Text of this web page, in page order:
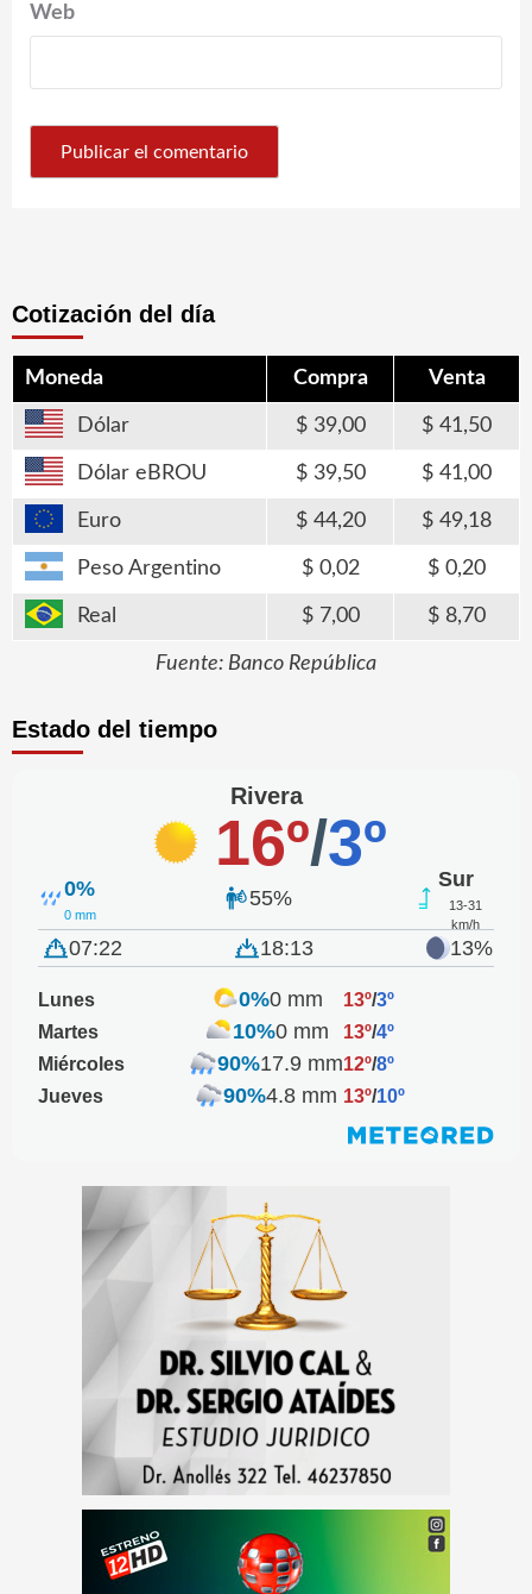
Web
Cotización del día
Moneda Compra Venta
Dólar 39,00 41,50
Dólar eBROU 39,50 41,00
Euro 44,20 49,18
Peso Argentino 0,02 0,20
Real 7,00 8,70
Fuente: Banco República
Estado del tiempo
Rivera
16º/3º
0%
0 mm
55%
Sur
13-31
km/h
07:22 18:13 13%
Lunes 0%0 mm 13º/3º
Martes
10%0 mm 13º/4º
Miércoles
90%17.9 mm12º/8º
Jueves
90%4.8 mm 13º/10º